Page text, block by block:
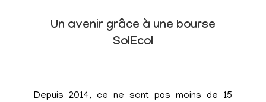
Un avenir grâce à une bourse
SolEcol
Depuis 2014, ce ne sont pas moins de 15